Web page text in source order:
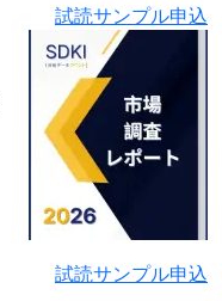
試読サンプル申込
試読サンプル申込